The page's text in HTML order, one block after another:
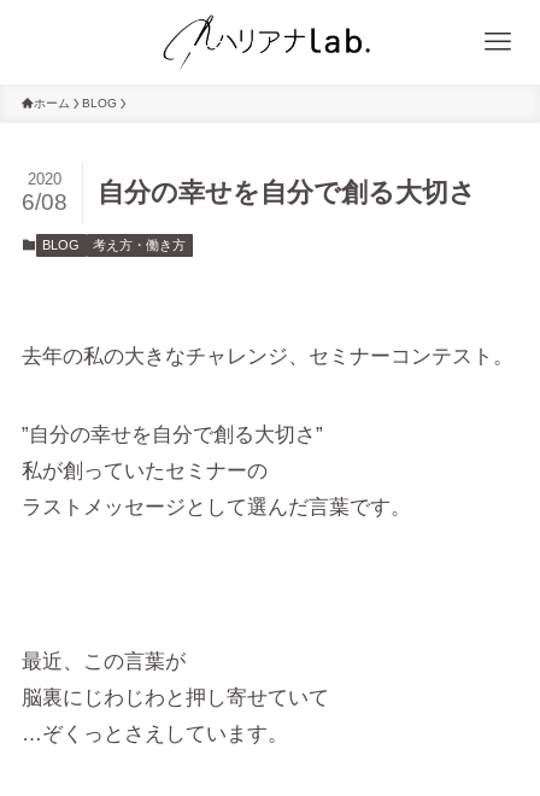
ホーム BLOG
自分の幸せを自分で創る大切さ
2020
6/08
BLOG 考え方・働き方
去年の私の大きなチャレンジ、セミナーコンテスト。
”自分の幸せを自分で創る大切さ”
私が創っていたセミナーの
ラストメッセージとして選んだ言葉です。
最近、この言葉が
脳裏にじわじわと押し寄せていて
…ぞくっとさえしています。